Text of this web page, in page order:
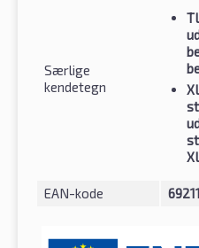
Særlige
kendetegn
EAN-kode